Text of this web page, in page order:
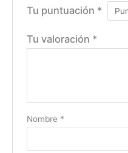
Tu puntuación *
Tu valoración *
Nombre *